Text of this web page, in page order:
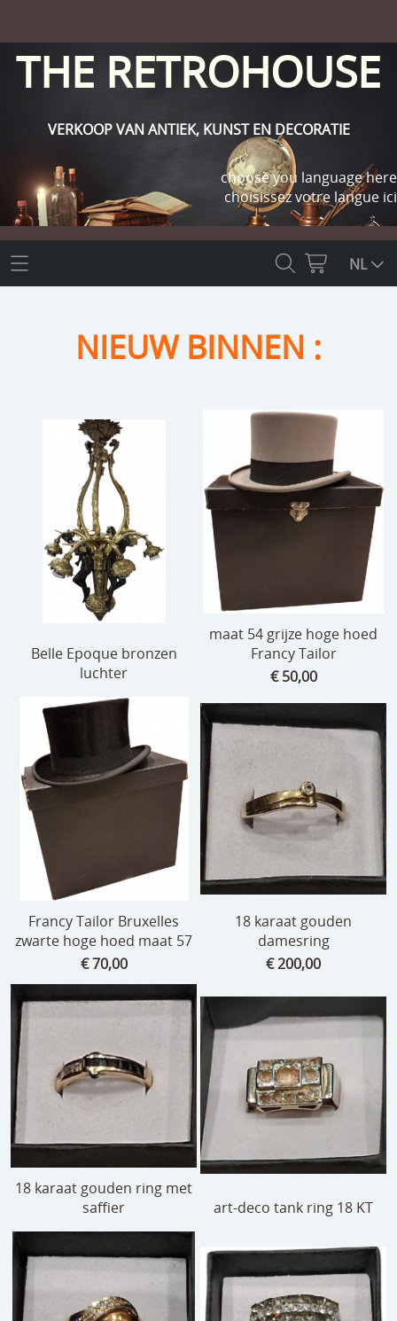
THE RETROHOUSE
VERKOOP VAN ANTIEK, KUNST EN DECORATIE
choose you language here
choisissez votre langue ici
THE RETROHOUSE
beelden
meubels
reclamevoorwerpen/merken
curiosa
schilderijen
porselein/aardewerk
medailles/munten/bankbiljetten
ets/tekening/litho/gravure
glaswerk
lamp/luchter
speelgoed
zilverwerk
klokken
spiegels
tapijten
boeken
NL
NIEUW BINNEN :
Belle Epoque bronzen
luchter
maat 54 grijze hoge hoed
Francy Tailor
€ 50,00
Francy Tailor Bruxelles
zwarte hoge hoed maat 57
€ 70,00
18 karaat gouden
damesring
€ 200,00
18 karaat gouden ring met
saffier
art-deco tank ring 18 KT